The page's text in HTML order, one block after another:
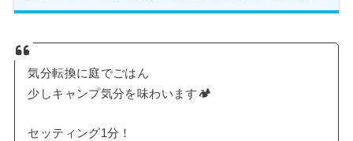
気分転換に庭でごはん
少しキャンプ気分を味わいます🏕
セッティング1分！